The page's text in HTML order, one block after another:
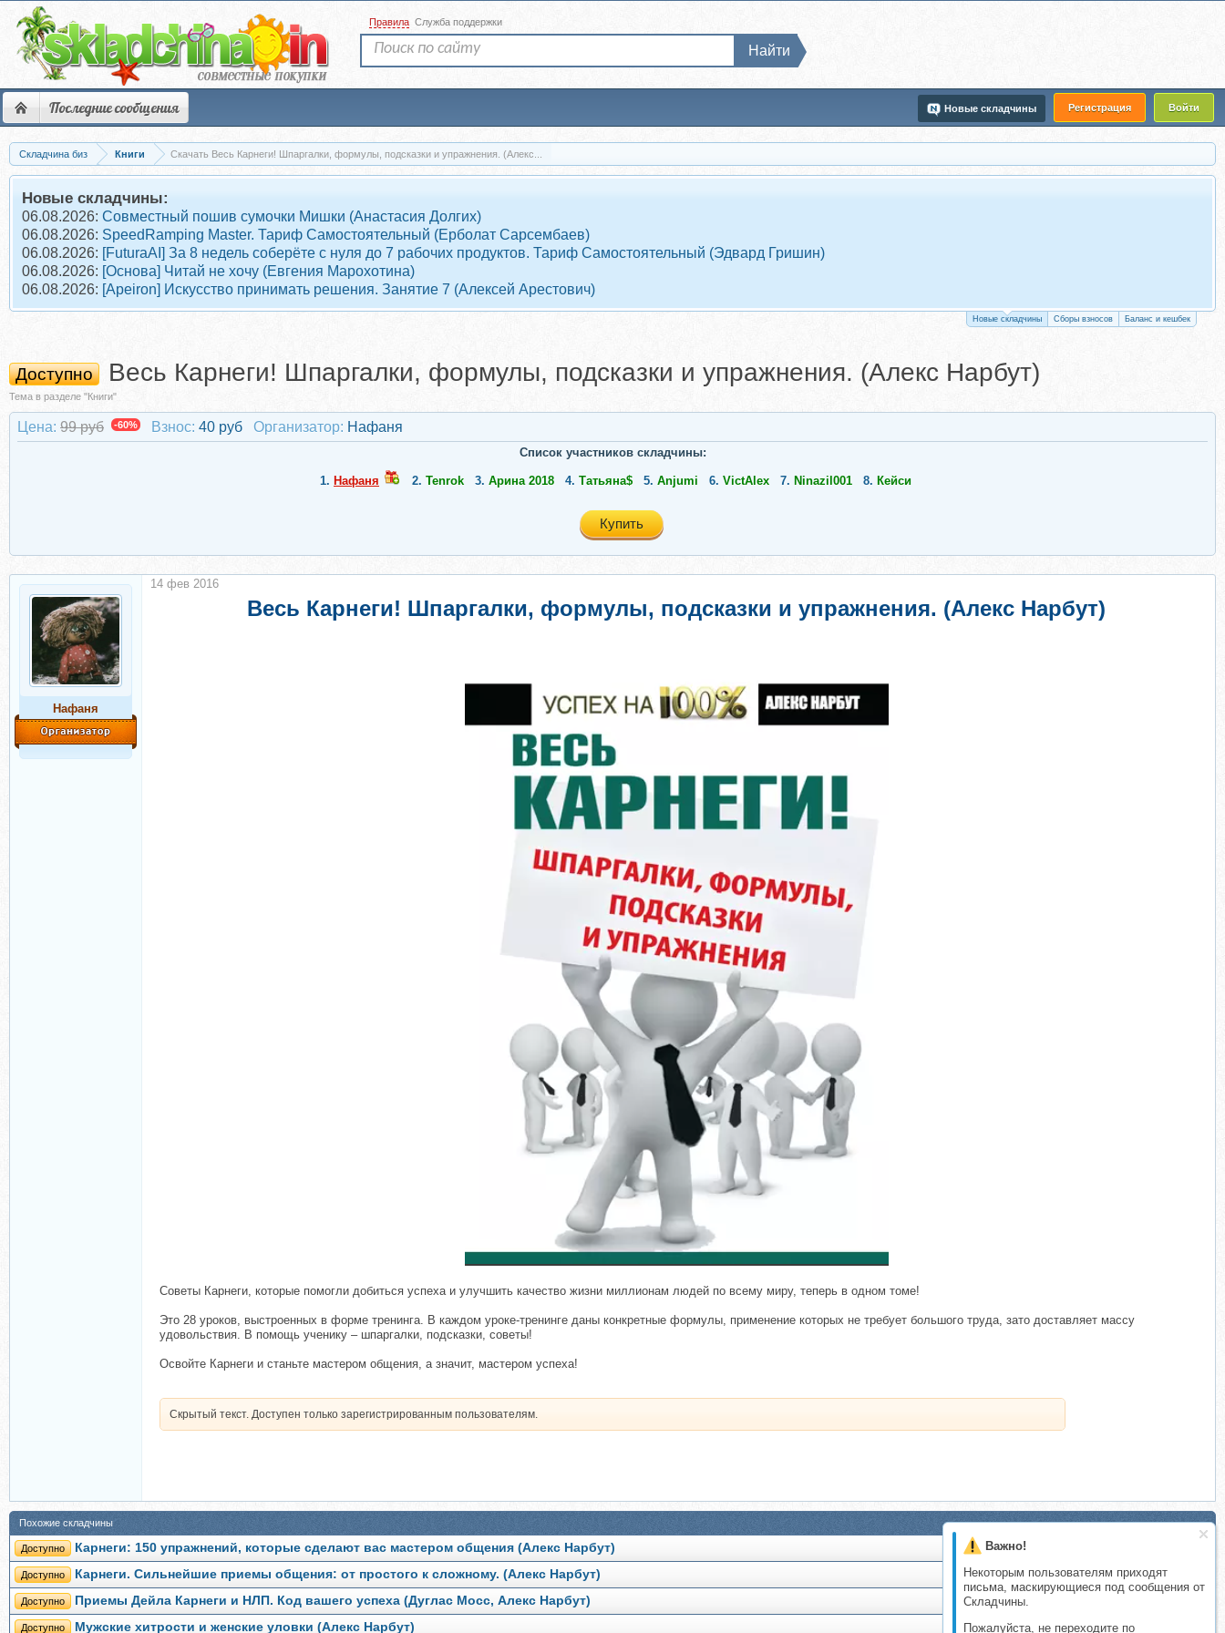
Последние сообщения Регистрация Войти
Новые складчины
Правила Служба поддержки
Найти
Складчина биз Книги Скачать Весь Карнеги! Шпаргалки, формулы, подсказки и упражнения. (Алекс...
Новые складчины:
06.08.2026: Совместный пошив сумочки Мишки (Анастасия Долгих)
06.08.2026: SpeedRamping Master. Тариф Самостоятельный (Ерболат Сарсембаев)
06.08.2026: [FuturaAI] За 8 недель соберёте с нуля до 7 рабочих продуктов. Тариф Самостоятельный (Эдвард Гришин)
06.08.2026: [Основа] Читай не хочу (Евгения Марохотина)
06.08.2026: [Apeiron] Искусство принимать решения. Занятие 7 (Алексей Арестович)
Новые складчины Сборы взносов Баланс и кешбек
Важно!
Некоторым пользователям приходят
письма, маскирующиеся под сообщения от
Складчины.
Пожалуйста, не переходите по
Доступно Весь Карнеги! Шпаргалки, формулы, подсказки и упражнения. (Алекс Нарбут)
Тема в разделе "Книги"
Цена: 99 руб -60% Взнос: 40 руб Организатор: Нафаня
Список участников складчины:
1. Нафаня 2. Tenrok 3. Арина 2018 4. Татьяна$ 5. Anjumi 6. VictAlex 7. Ninazil001 8. Кейси
Купить
Нафаня
Весь Карнеги! Шпаргалки, формулы, подсказки и упражнения. (Алекс Нарбут)
Советы Карнеги, которые помогли добиться успеха и улучшить качество жизни миллионам людей по всему миру, теперь в одном томе!
Это 28 уроков, выстроенных в форме тренинга. В каждом уроке-тренинге даны конкретные формулы, применение которых не требует большого труда, зато доставляет массу
удовольствия. В помощь ученику – шпаргалки, подсказки, советы!
Освойте Карнеги и станьте мастером общения, а значит, мастером успеха!
Скрытый текст. Доступен только зарегистрированным пользователям.
14 фев 2016
Похожие складчины
Доступно Карнеги: 150 упражнений, которые сделают вас мастером общения (Алекс Нарбут)
Доступно Карнеги. Сильнейшие приемы общения: от простого к сложному. (Алекс Нарбут)
Доступно Приемы Дейла Карнеги и НЛП. Код вашего успеха (Дуглас Мосс, Алекс Нарбут)
Доступно Мужские хитрости и женские уловки (Алекс Нарбут)